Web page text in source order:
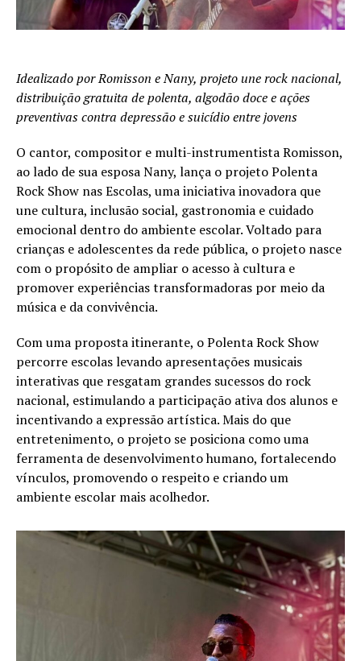
Idealizado por Romisson e Nany, projeto une rock nacional,
distribuição gratuita de polenta, algodão doce e ações
preventivas contra depressão e suicídio entre jovens
O cantor, compositor e multi-instrumentista Romisson,
ao lado de sua esposa Nany, lança o projeto Polenta
Rock Show nas Escolas, uma iniciativa inovadora que
une cultura, inclusão social, gastronomia e cuidado
emocional dentro do ambiente escolar. Voltado para
crianças e adolescentes da rede pública, o projeto nasce
com o propósito de ampliar o acesso à cultura e
promover experiências transformadoras por meio da
música e da convivência.
Com uma proposta itinerante, o Polenta Rock Show
percorre escolas levando apresentações musicais
interativas que resgatam grandes sucessos do rock
nacional, estimulando a participação ativa dos alunos e
incentivando a expressão artística. Mais do que
entretenimento, o projeto se posiciona como uma
ferramenta de desenvolvimento humano, fortalecendo
vínculos, promovendo o respeito e criando um
ambiente escolar mais acolhedor.